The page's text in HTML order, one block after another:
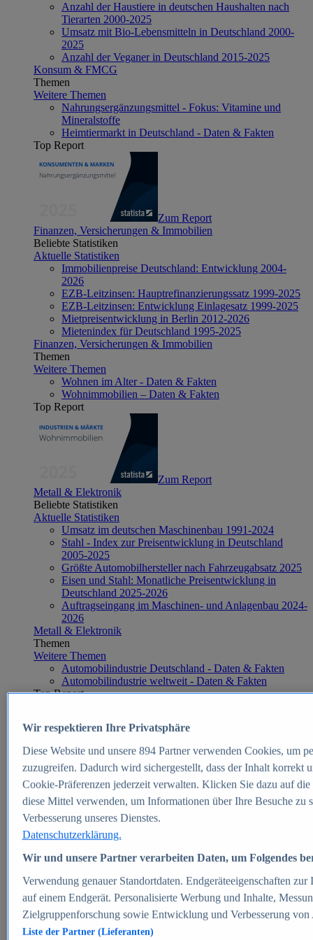
Anzahl der Haustiere in deutschen Haushalten nach
Tierarten 2000-2025
Umsatz mit Bio-Lebensmitteln in Deutschland 2000-
2025
Anzahl der Veganer in Deutschland 2015-2025
Konsum & FMCG
Themen
Weitere Themen
Nahrungsergänzungsmittel - Fokus: Vitamine und
Mineralstoffe
Heimtiermarkt in Deutschland - Daten & Fakten
Top Report
Zum Report
Finanzen, Versicherungen & Immobilien
Beliebte Statistiken
Aktuelle Statistiken
Immobilienpreise Deutschland: Entwicklung 2004-
2026
EZB-Leitzinsen: Hauptrefinanzierungssatz 1999-2025
EZB-Leitzinsen: Entwicklung Einlagesatz 1999-2025
Mietpreisentwicklung in Berlin 2012-2026
Mietenindex für Deutschland 1995-2025
Finanzen, Versicherungen & Immobilien
Themen
Weitere Themen
Wohnen im Alter - Daten & Fakten
Wohnimmobilien – Daten & Fakten
Top Report
Zum Report
Metall & Elektronik
Beliebte Statistiken
Aktuelle Statistiken
Umsatz im deutschen Maschinenbau 1991-2024
Stahl - Index zur Preisentwicklung in Deutschland
2005-2025
Größte Automobilhersteller nach Fahrzeugabsatz 2025
Eisen und Stahl: Monatliche Preisentwicklung in
Deutschland 2025-2026
Auftragseingang im Maschinen- und Anlagenbau 2024-
2026
Metall & Elektronik
Themen
Weitere Themen
Automobilindustrie Deutschland - Daten & Fakten
Automobilindustrie weltweit - Daten & Fakten
Top Report
Zum Report
E-commerce
Beliebte Statistiken
Aktuelle Statistiken
E-Commerce - Entwicklung des Umsatzes in
Deutschland 1999-2025
Umsatz von Amazon in Deutschland und weltweit
2010-2025
B2C-E-Commerce: Top-50 Online Shops in
Deutschland 2024
Marktanteile von Online-Zahlungsverfahren in
Deutschland 2024
Umsatzstarke Warengruppen im Online-Handel in
Deutschland 2023-2025
Wir respektieren Ihre Privatsphäre
Diese Website und unsere 894Partner verwenden Cookies, um
zuzugreifen. Dadurch wird sichergestellt, dass der Inhalt korrekt
Cookie-Präferenzen jederzeit verwalten. Klicken Sie dazu auf
diese Mittel verwenden, um Informationen über Ihre Besuche
Verbesserung unseres Dienstes.
Datenschutzerklärung.
Wir und unsere Partner verarbeiten Daten, um Folgendes
Verwendung genauer Standortdaten. Endgeräteeigenschaften
auf einem Endgerät. Personalisierte Werbung und Inhalte,
Zielgruppenforschung sowie Entwicklung und Verbesserung von
Liste der Partner (Lieferanten)